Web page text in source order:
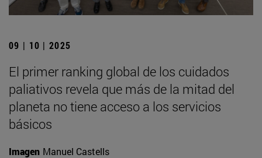
09 | 10 | 2025
El primer ranking global de los cuidados
paliativos revela que más de la mitad del
planeta no tiene acceso a los servicios
básicos
Imagen Manuel Castells